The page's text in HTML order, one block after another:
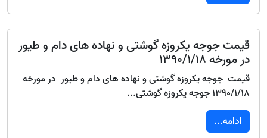
قیمت جوجه یکروزه گوشتی و نهاده های دام و طیور
در مورخه 1390/1/18
قیمت جوجه یکروزه گوشتی و نهاده های دام و طیور در مورخه
1390/1/18 جوجه یکروزه گوشتی...
ادامه...